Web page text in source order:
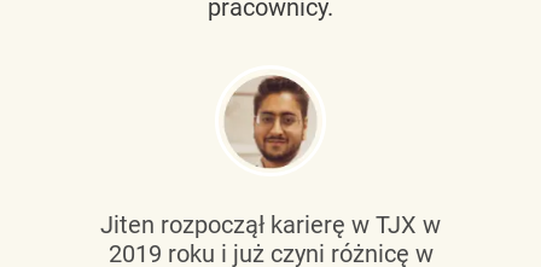
pracownicy.
Jiten rozpoczął karierę w TJX w
2019 roku i już czyni różnicę w